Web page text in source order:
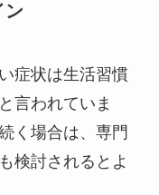
ン
症状は生活習慣
言われていま
く場合は、専門
検討されるとよ